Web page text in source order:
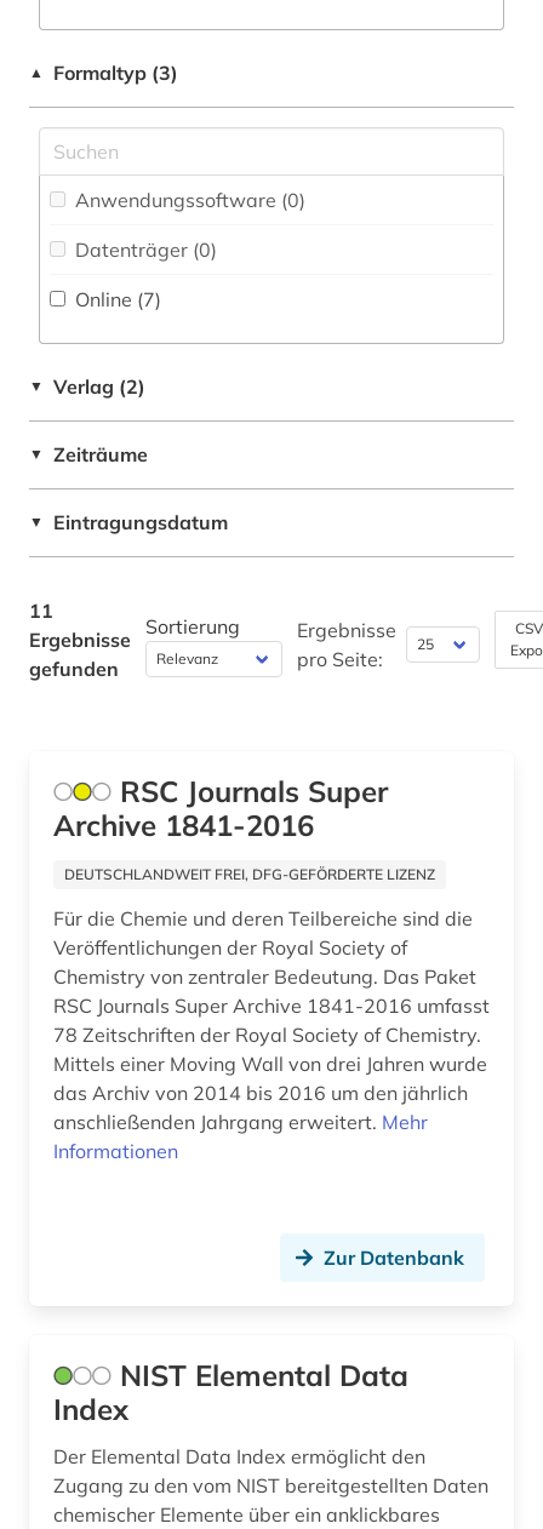
Wissenschaftskunde, Forschung, Hochschul-,
Museumswesen (0)
▲ Formaltyp (3)
Anwendungssoftware (0)
Datenträger (0)
Online (7)
▼ Verlag (2)
▼ Zeiträume
▼ Eintragungsdatum
11
Ergebnisse
gefunden
Sortierung
Ergebnisse
pro Seite:
RSC Journals Super
Archive 1841-2016
DEUTSCHLANDWEIT FREI, DFG-GEFÖRDERTE LIZENZ
Für die Chemie und deren Teilbereiche sind die
Veröffentlichungen der Royal Society of
Chemistry von zentraler Bedeutung. Das Paket
RSC Journals Super Archive 1841-2016 umfasst
78 Zeitschriften der Royal Society of Chemistry.
Mittels einer Moving Wall von drei Jahren wurde
das Archiv von 2014 bis 2016 um den jährlich
anschließenden Jahrgang erweitert. Mehr
Informationen
Zur Datenbank
NIST Elemental Data
Index
Der Elemental Data Index ermöglicht den
Zugang zu den vom NIST bereitgestellten Daten
chemischer Elemente über ein anklickbares